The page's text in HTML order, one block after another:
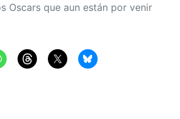
Oscars que aun están por venir